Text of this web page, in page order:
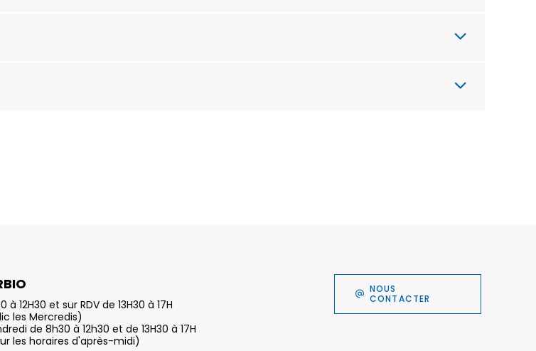
12H30 et sur RDV de 13H30 à 17H
les Mercredis)
de 8h30 à 12h30 et de 13H30 à 17H
les horaires d'après-midi)
NOUS
CONTACTER